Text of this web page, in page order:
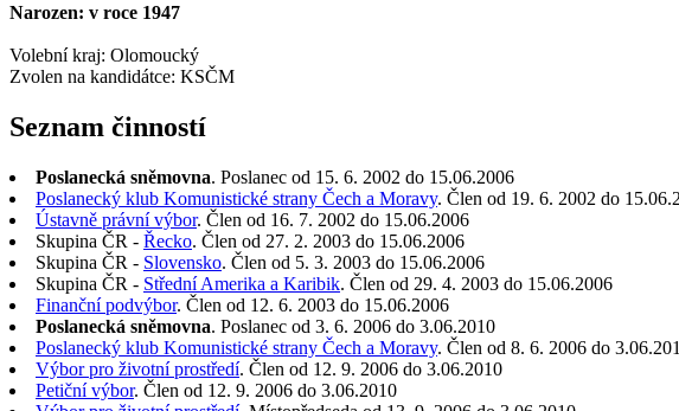
Narozen: v roce 1947
Volební kraj: Olomoucký
Zvolen na kandidátce: KSČM
Seznam činností
Poslanecká sněmovna. Poslanec od 15. 6. 2002 do 15.06.2006
Poslanecký klub Komunistické strany Čech a Moravy. Člen od 19. 6. 2002 do
Ústavně právní výbor. Člen od 16. 7. 2002 do 15.06.2006
Skupina ČR - Řecko. Člen od 27. 2. 2003 do 15.06.2006
Skupina ČR - Slovensko. Člen od 5. 3. 2003 do 15.06.2006
Skupina ČR - Střední Amerika a Karibik. Člen od 29. 4. 2003 do 15.06.2006
Finanční podvýbor. Člen od 12. 6. 2003 do 15.06.2006
Poslanecká sněmovna. Poslanec od 3. 6. 2006 do 3.06.2010
Poslanecký klub Komunistické strany Čech a Moravy. Člen od 8. 6. 2006 do
Výbor pro životní prostředí. Člen od 12. 9. 2006 do 3.06.2010
Petiční výbor. Člen od 12. 9. 2006 do 3.06.2010